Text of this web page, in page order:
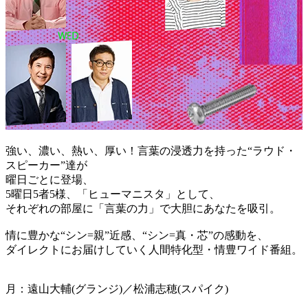
強い、濃い、熱い、厚い！言葉の浸透力を持った“ラウド・
スピーカー”達が
曜日ごとに登場、
5曜日5者5様、「ヒューマニスタ」として、
それぞれの部屋に「言葉の力」で大胆にあなたを吸引。
情に豊かな“シン=親”近感、“シン=真・芯”の感動を、
ダイレクトにお届けしていく人間特化型・情豊ワイド番組。
月：遠山大輔(グランジ)／松浦志穂(スパイク)